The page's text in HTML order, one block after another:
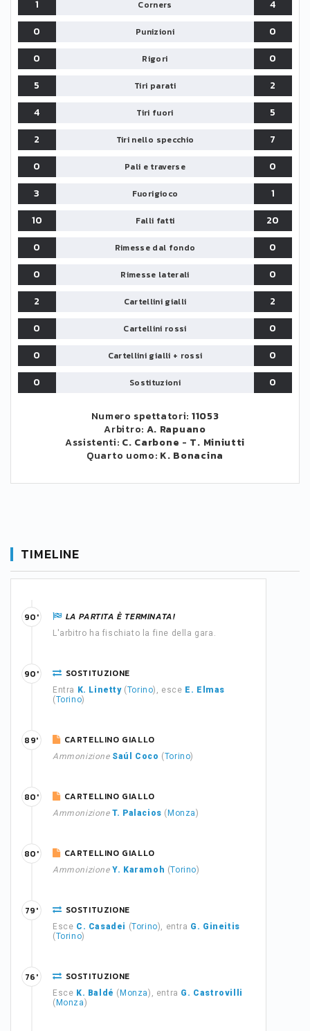
1 Corners
4
0
Punizioni
0
0
Rigori
0
5
Tiri parati
2
4
Tiri fuori
5
2
Tiri nello specchio
7
0
Pali e traverse
0
3
Fuorigioco
1
10
Falli fatti
20
0
Rimesse dal fondo
0
0
Rimesse laterali
0
2
Cartellini gialli
2
0
Cartellini rossi
0
0
Cartellini gialli + rossi
0
0
Sostituzioni 0
Numero spettatori: 11053
Arbitro: A. Rapuano
Assistenti: C. Carbone - T. Miniutti
Quarto uomo: K. Bonacina
TIMELINE
LA PARTITA È TERMINATA!
L'arbitro ha fischiato la fine della gara.
90'
SOSTITUZIONE
Entra K. Linetty(Torino), esce E. Elmas
(Torino)
90'
CARTELLINO GIALLO
Ammonizione Saúl Coco (Torino)
89'
CARTELLINO GIALLO
Ammonizione T. Palacios ( Monza)
80'
CARTELLINO GIALLO
Ammonizione Y. Karamoh (Torino)
80'
SOSTITUZIONE
Esce C. Casadei (Torino), entra G. Gineitis
(Torino)
79'
SOSTITUZIONE
Esce K. Baldé ( Monza), entra G. Castrovilli
( Monza)
76'